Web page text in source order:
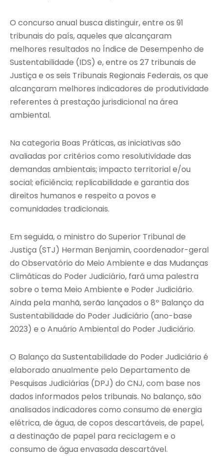
O concurso anual busca distinguir, entre os 91
tribunais do país, aqueles que alcançaram
melhores resultados no Índice de Desempenho de
Sustentabilidade (IDS) e, entre os 27 tribunais de
Justiça e os seis Tribunais Regionais Federais, os que
alcançaram melhores indicadores de produtividade
referentes à prestação jurisdicional na área
ambiental.
Na categoria Boas Práticas, as iniciativas são
avaliadas por critérios como resolutividade das
demandas ambientais; impacto territorial e/ou
social; eficiência; replicabilidade e garantia dos
direitos humanos e respeito a povos e
comunidades tradicionais.
Em seguida, o ministro do Superior Tribunal de
Justiça (STJ) Herman Benjamin, coordenador-geral
do Observatório do Meio Ambiente e das Mudanças
Climáticas do Poder Judiciário, fará uma palestra
sobre o tema Meio Ambiente e Poder Judiciário.
Ainda pela manhã, serão lançados o 8º Balanço da
Sustentabilidade do Poder Judiciário (ano-base
2023) e o Anuário Ambiental do Poder Judiciário.
O Balanço da Sustentabilidade do Poder Judiciário é
elaborado anualmente pelo Departamento de
Pesquisas Judiciárias (DPJ) do CNJ, com base nos
dados informados pelos tribunais. No balanço, são
analisados indicadores como consumo de energia
elétrica, de água, de copos descartáveis, de papel,
a destinação de papel para reciclagem e o
consumo de água envasada descartável.